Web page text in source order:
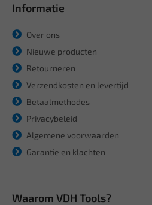
Informatie
Over ons
Nieuwe producten
Retourneren
Verzendkosten en levertijd
Betaalmethodes
Privacybeleid
Algemene voorwaarden
Garantie en klachten
Waarom VDH Tools?